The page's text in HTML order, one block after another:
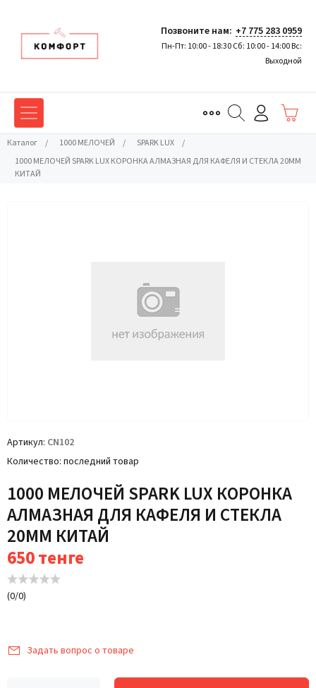
Позвоните нам: +7 775 283 0959
Пн-Пт: 10:00 - 18:30 Сб: 10:00 - 14:00 Вс:
Выходной
Каталог / 1000 МЕЛОЧЕЙ / SPARK LUX
/
1000 МЕЛОЧЕЙ SPARK LUX КОРОНКА АЛМАЗНАЯ ДЛЯ КАФЕЛЯ И СТЕКЛА 20ММ
КИТАЙ
Артикул CN102
Количество последний товар
1000 МЕЛОЧЕЙ SPARK LUX КОРОНКА
АЛМАЗНАЯ ДЛЯ КАФЕЛЯ И СТЕКЛА
20ММ КИТАЙ
650тенге
(0/0)
Задать вопрос о товаре